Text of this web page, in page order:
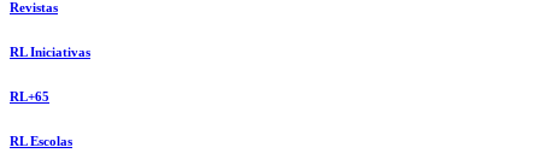
Revistas
RL Iniciativas
RL+65
RL Escolas